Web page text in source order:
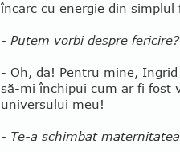
încarc cu energie din
- Putem vorbi despre fericire?
- Oh, da! Pentru mine,
să-mi în­chipui cum ar fi fost
universului meu!
- Te-a schimbat